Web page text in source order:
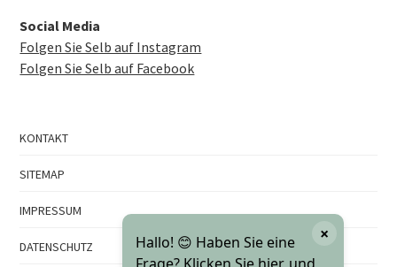
Hallo! 😊 Haben Sie eine
×
Social Media
Folgen Sie Selb auf Instagram
Folgen Sie Selb auf Facebook
KONTAKT
SITEMAP
IMPRESSUM
DATENSCHUTZ